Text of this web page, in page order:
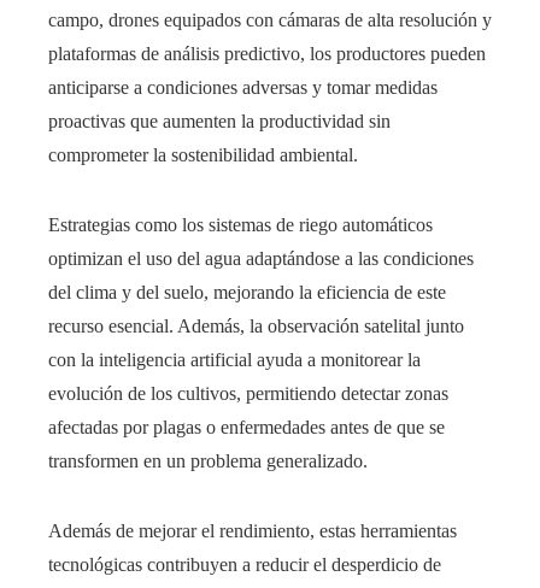
campo, drones equipados con cámaras de alta resolución y
plataformas de análisis predictivo, los productores pueden
anticiparse a condiciones adversas y tomar medidas
proactivas que aumenten la productividad sin
comprometer la sostenibilidad ambiental.
Estrategias como los sistemas de riego automáticos
optimizan el uso del agua adaptándose a las condiciones
del clima y del suelo, mejorando la eficiencia de este
recurso esencial. Además, la observación satelital junto
con la inteligencia artificial ayuda a monitorear la
evolución de los cultivos, permitiendo detectar zonas
afectadas por plagas o enfermedades antes de que se
transformen en un problema generalizado.
Además de mejorar el rendimiento, estas herramientas
tecnológicas contribuyen a reducir el desperdicio de